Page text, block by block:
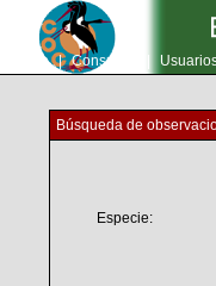
Inicio | Consultas
Búsqueda de
Especie: